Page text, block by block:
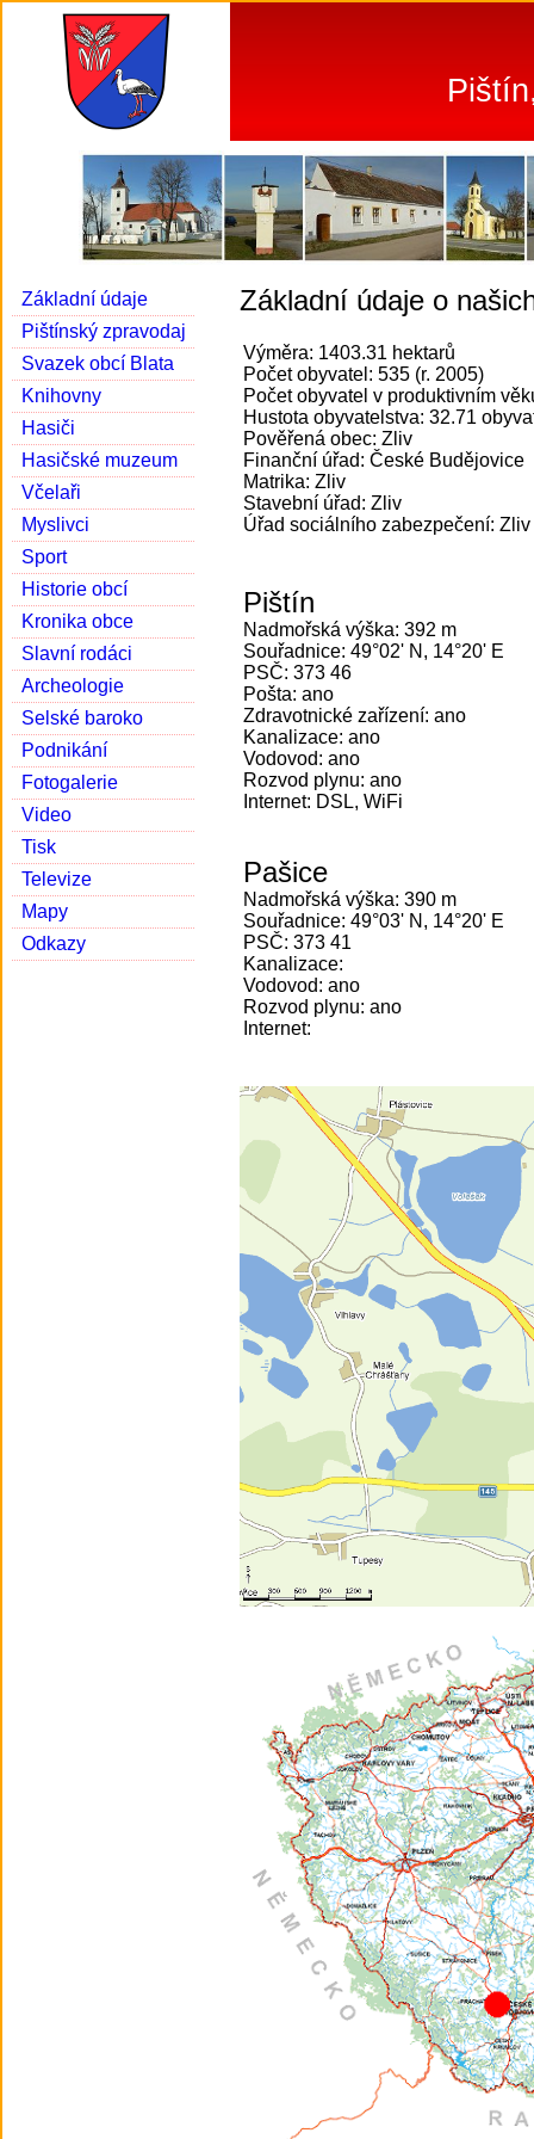
Základní údaje
Pištínský zpravodaj
Svazek obcí Blata
Knihovny
Hasiči
Hasičské muzeum
Včelaři
Myslivci
Sport
Historie obcí
Kronika obce
Slavní rodáci
Archeologie
Selské baroko
Podnikání
Fotogalerie
Video
Tisk
Televize
Mapy
Odkazy
Základní údaje o
Výměra: 1403.31 hektarů
Počet obyvatel: 535 (r. 2005)
Počet obyvatel v produktivním
Hustota obyvatelstva: 32.71
Pověřená obec: Zliv
Finanční úřad: České Budějovice
Matrika: Zliv
Stavební úřad: Zliv
Úřad sociálního zabezpečení: Zliv
Pištín
Nadmořská výška: 392 m
Souřadnice: 49°02' N, 14°20' E
PSČ: 373 46
Pošta: ano
Zdravotnické zařízení: ano
Kanalizace: ano
Vodovod: ano
Rozvod plynu: ano
Internet: DSL, WiFi
Pašice
Nadmořská výška: 390 m
Souřadnice: 49°03' N, 14°20' E
PSČ: 373 41
Kanalizace:
Vodovod: ano
Rozvod plynu: ano
Internet: